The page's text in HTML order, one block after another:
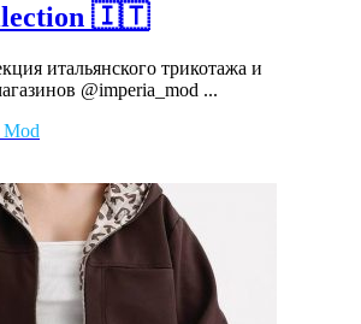
🇮🇹
итальянского трикотажа и
@imperia_mod ...
Mod